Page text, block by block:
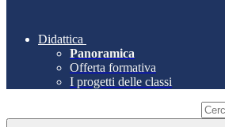
Didattica
Panoramica
Offerta formativa
I progetti delle classi